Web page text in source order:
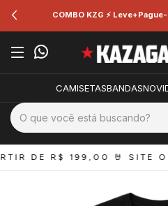
(Frete GRÁTIS+Brinde)
CAMISETASBANDAS
DE R$ 199,00 🤘 SITE